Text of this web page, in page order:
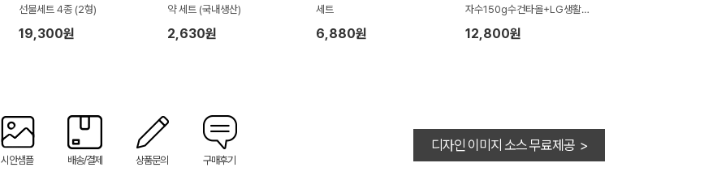
선물세트 4종 (2형)
19,300원
약 세트 (국내생산)
2,630원
세트
6,880원
자수150g수건타올+LG생활건
강 퓨어더마 선크림50g)
12,800원
시안샘플 배송/결제 상품문의 구매후기
디자인 이미지 소스 무료제공 >